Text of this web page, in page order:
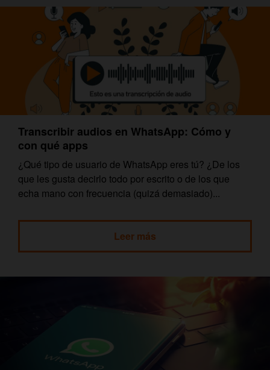
Transcribir audios en WhatsApp: Cómo y
con qué apps
¿Qué tipo de usuario de WhatsApp eres tú? ¿De los
que les gusta decirlo todo por escrito o de los que
echa mano con frecuencia (quizá demasiado)...
Leer más